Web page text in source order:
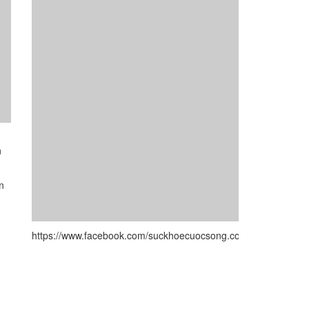
https://www.facebook.com/suckhoecuocsong.com.vn/